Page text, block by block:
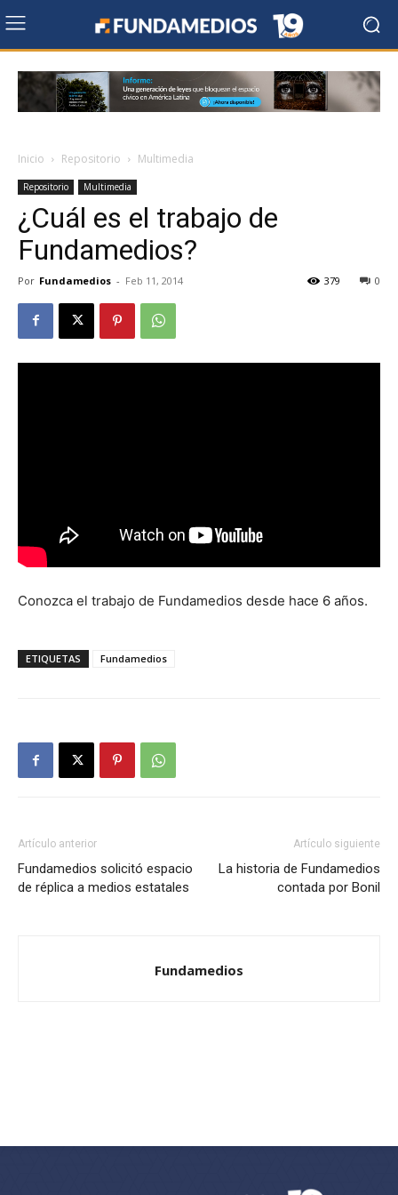
Inicio Repositorio Multimedia
Repositorio Multimedia
¿Cuál es el trabajo de
Fundamedios?
Por Fundamedios - Feb 11, 2014 0
379
Conozca el trabajo de Fundamedios desde hace 6 años.
ETIQUETAS Fundamedios
Artículo anterior
Fundamedios solicitó espacio
de réplica a medios estatales
Artículo siguiente
La historia de Fundamedios
contada por Bonil
Fundamedios